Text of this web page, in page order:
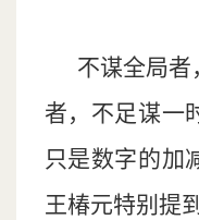
不谋全局者
者，不足谋一
只是数字的加
王椿元特别提